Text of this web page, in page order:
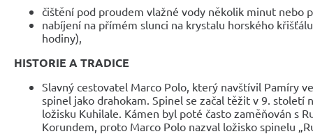
čištění pod proudem vlažné vody několik minut nebo
nabíjení na přímém slunci na krystalu horského
hodiny),
HISTORIE A TRADICE
Slavný cestovatel Marco Polo, který navštívil Pamíry
spinel jako drahokam. Spinel se začal těžit v 9. století
ložisku Kuhilale. Kámen byl poté často zaměňován s
Korundem, proto Marco Polo nazval ložisko spinelu